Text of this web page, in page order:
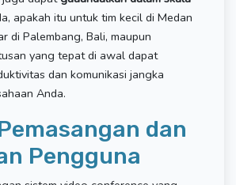
apakah itu untuk tim kecil di Medan
di Palembang, Bali, maupun
yang tepat di awal dapat
dan komunikasi jangka
Anda.
dan
Pengguna